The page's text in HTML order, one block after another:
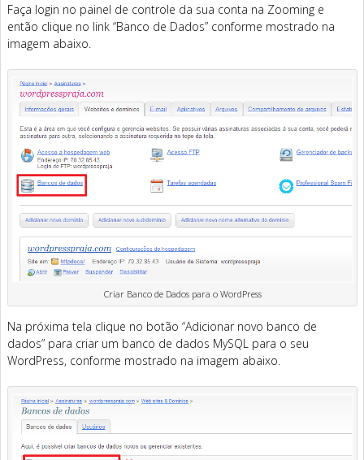
Faça login no painel de controle da sua conta na Zooming e
então clique no link “Banco de Dados” conforme mostrado na
imagem abaixo.
Criar Banco de Dados para o WordPress
Na próxima tela clique no botão “Adicionar novo banco de
dados” para criar um banco de dados MySQL para o seu
WordPress, conforme mostrado na imagem abaixo.